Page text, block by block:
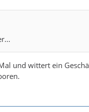
und wittert ein